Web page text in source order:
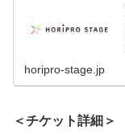
horipro-stage.jp
＜チケット詳細＞